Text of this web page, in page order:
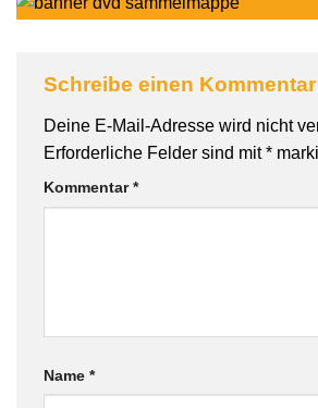
Schreibe einen Kommentar
Deine E-Mail-Adresse wird nicht
Erforderliche Felder sind mit*
Kommentar*
Name *